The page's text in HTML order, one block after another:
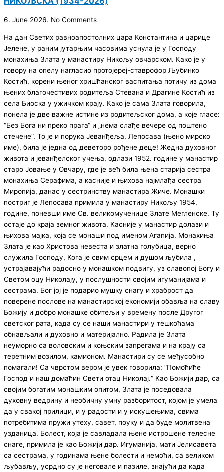
6. June 2026. No Comments
На дан Светих равноапостолних цара Константина и царице
Јелене, у раним јутарњим часовима уснула је у Господу
монахиња Злата у манастиру Никољу овчарском. Како је у
говору на опелу нагласио протојереј-ставрофор Љубинко
Костић, корени њеног хришћанског васпитања потичу из дома
њених благочестивих родитеља Стевана и Драгине Костић из
села Биоска у ужичком крају. Како је сама Злата говорила,
понела је две важне истине из родитељског дома, а које гласе:
“Без Бога ни преко прага“ и „нема слађе вечере од поштено
стечене“. То је и порука Јеванђеља. Лепосава (њено мирско
име), била је једна од деветоро рођене деце! Жедна духовног
живота и јеванђелског учења, одлази 1952. године у манастир
старо Јовање у Овчару, где је већ била њена старија сестра
монахиња Серафима, а касније и њихова најмлађа сестра
Миропија, данас у сестринству манастира Жиче. Монашки
постриг је Лепосава примила у манастиру Никољу 1954.
године, поневши име Св. великомученице Злате Мегленске. Ту
остаје до краја земног живота. Касније у манастир долази и
њихова мајка, која се монаши под именом Агапија. Монахиња
Злата је као Христова невеста и златна голубица, верно
служила Господу, Кога је свим срцем и душом љубила ,
устрајавајући радосно у монашком подвигу, уз славопој Богу и
Светом оцу Николају, у послушности својим игуманијама и
сестрама. Бог јој је подарио мушку снагу и храброст да
поверене послове на манастирској економији обавља на славу
Божију и добро монашке обитељи у времену после Другог
светског рата, када су се наши манастири у тешкоћама
обнављали и духовно и материјално. Радила је Злата
неуморно са воловским и коњским запрегама и на крају са
теретним возилом, камионом. Манастири су се међусобно
помагали! Са чврстом вером је увек говорила: “Помоћиће
Господ и наш домаћин Свети отац Николај.“ Као Божији дар, са
својим богатим монашким опитом, Злата је поседовала
духовну ведрину и необичну умну разборитост, којом је умела
да у свакој прилици, и у радости и у искушењима, свима
потребитима пружи утеху, савет, поуку и да буде молитвена
узданица. Болест, која је савладала њене истрошене телесне
снаге, примила је као Божији дар. Игуманија, мати Јелисавета
са сестрама, у годинама њене болести и немоћи, са великом
љубављу, усрдно су је неговале и пазиле, знајући да када